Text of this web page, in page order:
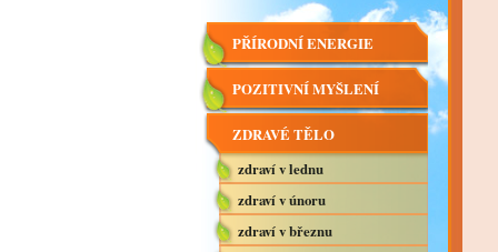
PŘÍRODNÍ ENERGIE
POZITIVNÍ MYŠLENÍ
ZDRAVÉ TĚLO
zdraví v lednu
zdraví v únoru
zdraví v březnu